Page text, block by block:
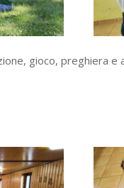
gioco, preghiera